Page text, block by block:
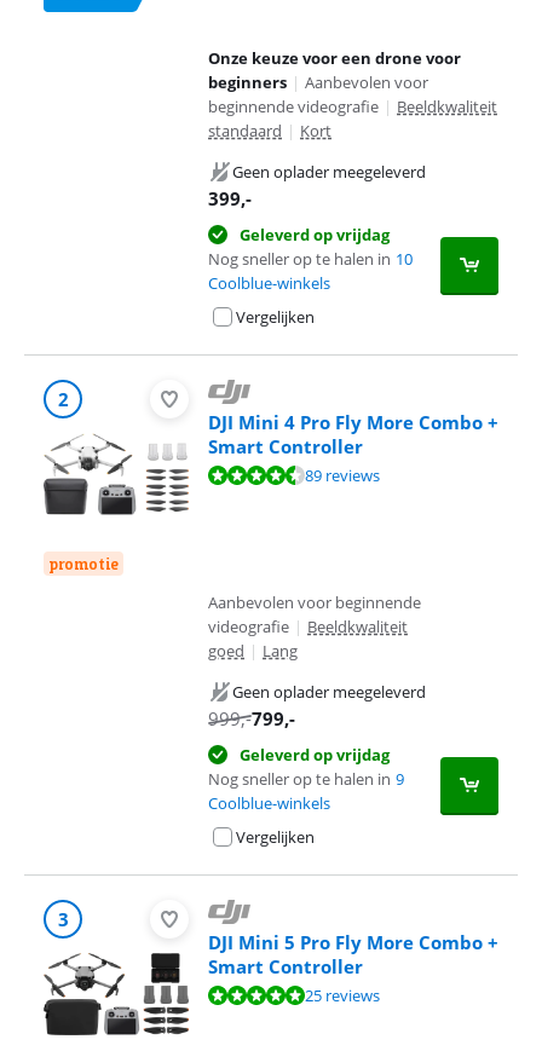
Onze keuze voor een drone voor
beginners | Aanbevolen voor
beginnende videografie | Beeldkwaliteit
standaard | Kort
Geen oplader meegeleverd
399,-
Geleverd op vrijdag
Nog sneller op te halen in 10
Coolblue-winkels
Vergelijken
2
promotie
DJI Mini 4 Pro Fly More Combo +
Smart Controller
Beoordeling is 8,9 van de 10, gebaseerd op 89 reviews.
89 reviews
Aanbevolen voor beginnende
videografie | Beeldkwaliteit
goed | Lang
Geen oplader meegeleverd
999,-799,-
Geleverd op vrijdag
Nog sneller op te halen in 9
Coolblue-winkels
Vergelijken
3
DJI Mini 5 Pro Fly More Combo +
Smart Controller
Beoordeling is 9,5 van de 10, gebaseerd op 25 reviews.
25 reviews